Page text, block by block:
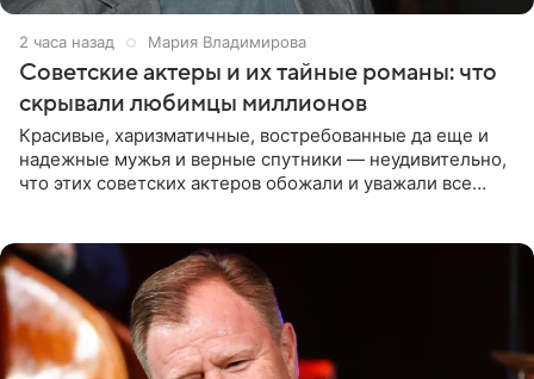
2 часа назад Мария Владимирова
Советские актеры и их тайные романы: что
скрывали любимцы миллионов
Красивые, харизматичные, востребованные да еще и
надежные мужья и верные спутники — неудивительно,
что этих советских актеров обожали и уважали все